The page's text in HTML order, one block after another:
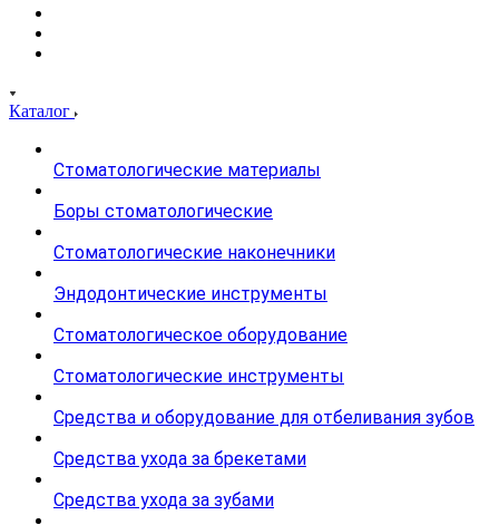
Каталог
Стоматологические материалы
Боры стоматологические
Стоматологические наконечники
Эндодонтические инструменты
Стоматологическое оборудование
Стоматологические инструменты
Средства и оборудование для отбеливания зубов
Средства ухода за брекетами
Средства ухода за зубами